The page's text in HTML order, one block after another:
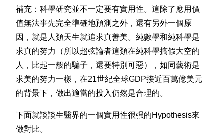
補充：科學研究並不一定要有實用性。這除了應用價
值無法事先完全準確地預測之外，還有另外一個原
因，就是人類天生就追求真善美。純數學和純科學是
求真的努力（所以超弦論者這類在純科學搞假大空的
人，比起一般的騙子，還要特別可惡），如同藝術是
求美的努力一樣，在21世紀全球GDP接近百萬億美元
的背景下，做出適當的投入仍然是合理的。
下面就談談生醫界的一個實用性很强的Hypothesis來
做對比。